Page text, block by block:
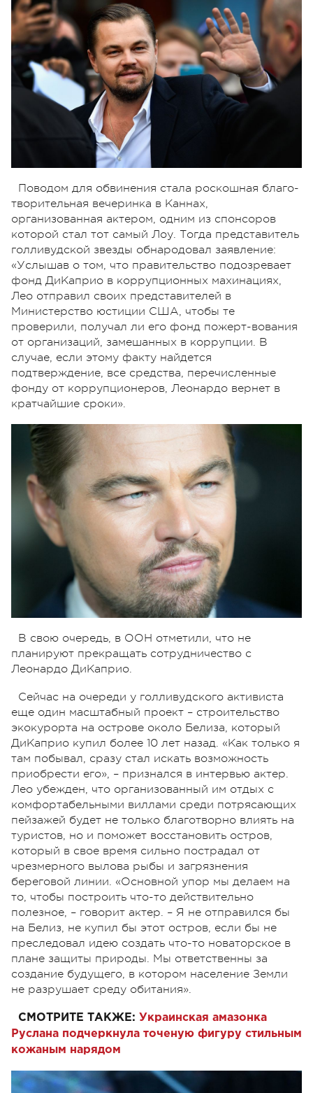
Поводом для обвинения стала роскошная благо-
творительная вечеринка в Каннах,
организованная актером, одним из спонсоров
которой стал тот самый Лоу. Тогда представитель
голливудской звезды обнародовал заявление:
«Услышав о том, что правительство подозревает
фонд ДиКаприо в коррупционных махинациях,
Лео отправил своих представителей в
Министерство юстиции США, чтобы те
проверили, получал ли его фонд пожерт-вования
от организаций, замешанных в коррупции. В
случае, если этому факту найдется
подтверждение, все средства, перечисленные
фонду от коррупционеров, Леонардо вернет в
кратчайшие сроки».
В свою очередь, в ООН отметили, что не
планируют прекращать сотрудничество с
Леонардо ДиКаприо.
Сейчас на очереди у голливудского активиста
еще один масштабный проект – строительство
экокурорта на острове около Белиза, который
ДиКаприо купил более 10 лет назад. «Как только я
там побывал, сразу стал искать возможность
приобрести его», – признался в интервью актер.
Лео убежден, что организованный им отдых с
комфортабельными виллами среди потрясающих
пейзажей будет не только благотворно влиять на
туристов, но и поможет восстановить остров,
который в свое время сильно пострадал от
чрезмерного вылова рыбы и загрязнения
береговой линии. «Основной упор мы делаем на
то, чтобы построить что-то действительно
полезное, – говорит актер. – Я не отправился бы
на Белиз, не купил бы этот остров, если бы не
преследовал идею создать что-то новаторское в
плане защиты природы. Мы ответственны за
создание будущего, в котором население Земли
не разрушает среду обитания».
СМОТРИТЕ ТАКЖЕ: Украинская амазонка
Руслана подчеркнула точеную фигуру стильным
кожаным нарядом